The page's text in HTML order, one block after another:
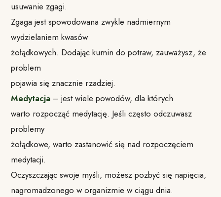
usuwanie zgagi.
Zgaga jest spowodowana zwykle nadmiernym
wydzielaniem kwasów
żołądkowych. Dodając kumin do potraw, zauważysz, że
problem
pojawia się znacznie rzadziej.
Medytacja – jest wiele powodów, dla których
warto rozpocząć medytację. Jeśli często odczuwasz
problemy
żołądkowe, warto zastanowić się nad rozpoczęciem
medytacji.
Oczyszczając swoje myśli, możesz pozbyć się napięcia,
nagromadzonego w organizmie w ciągu dnia.